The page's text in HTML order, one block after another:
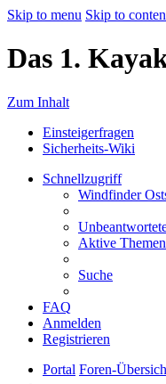
Skip to menu Skip to
Das 1.
Zum Inhalt
Einsteigerfragen
Sicherheits-Wiki
Schnellzugriff
Windfinder
Aktive Themen
Suche
FAQ
Anmelden
Registrieren
Portal Foren-